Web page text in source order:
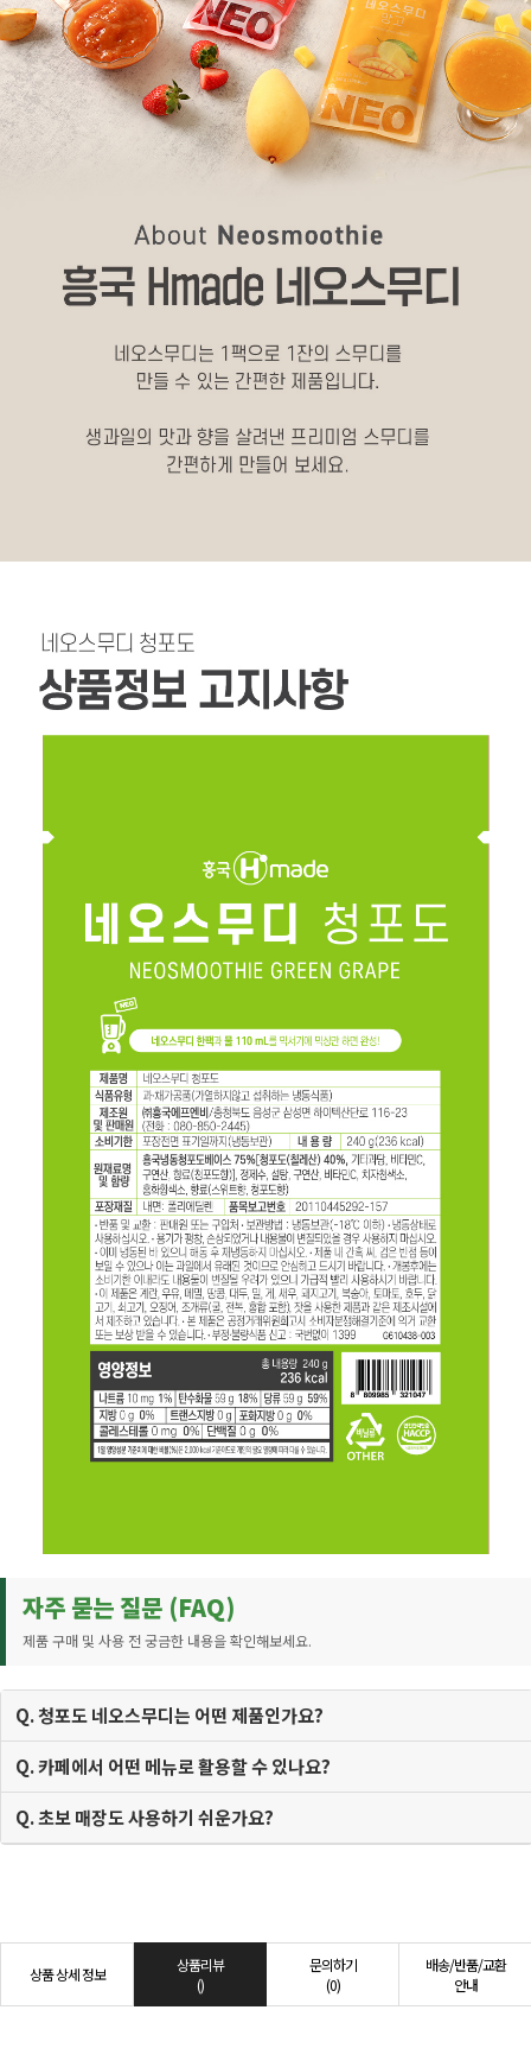
자주 묻는 질문 (FAQ)
제품 구매 및 사용 전 궁금한 내용을 확인해보세요.
Q. 청포도 네오스무디는 어떤 제품인가요?
Q. 카페에서 어떤 메뉴로 활용할 수 있나요?
Q. 초보 매장도 사용하기 쉬운가요?
상품 상세 정보
상품리뷰
()
문의하기
(0)
배송/반품/교환
안내